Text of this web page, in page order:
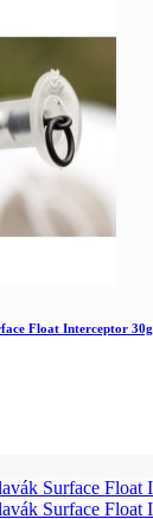
Float Interceptor 30g